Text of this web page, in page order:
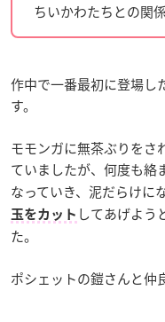
ちいかわたちとの関
作中で一番最初に登場し
す。
モモンガに無茶ぶりをさ
ていましたが、何度も絡
なっていき、 泥だらけに
玉をカット してあげよう
た。
ポシェットの鎧さんと仲